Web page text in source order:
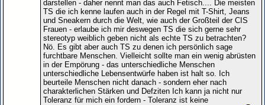
darstellen - daher nennt man das auch Fetisch.... Die meisten
TS die ich kenne laufen auch in der Regel mit T-Shirt, Jeans
und Sneakern durch die Welt, wie auch der Großteil der CIS
Frauen - erlaube ich mir deswegen TS die sich gerne sehr
stereotyp weiblich geben nicht als echte TS zu betrachten?
Nö. Es gibt aber auch TS zu denen ich persönlich sage
furchtbare Menschen. Vielleicht sollte man ein wenig abrüsten
in der Empörung - das unterschiedliche Menschen
unterschiedliche Lebensentwürfe haben ist halt so. Ich
beurteile Menschen nicht danach - sondern eher nach
charakterlichen Stärken und Defziten Ich kann ja nicht nur
Toleranz für mich ein fordern - Toleranz ist keine